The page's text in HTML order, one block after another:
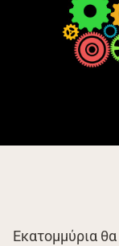
Εκατομμύρια